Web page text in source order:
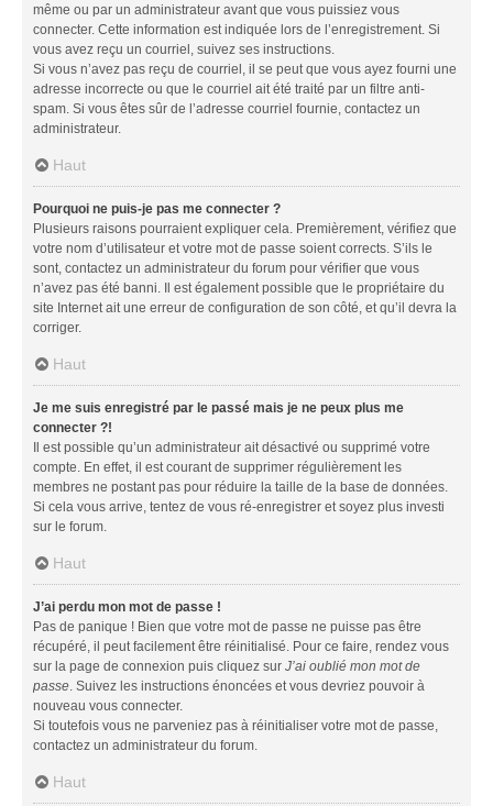
même ou par un administrateur avant que vous puissiez vous
connecter. Cette information est indiquée lors de l’enregistrement. Si
vous avez reçu un courriel, suivez ses instructions.
Si vous n’avez pas reçu de courriel, il se peut que vous ayez fourni une
adresse incorrecte ou que le courriel ait été traité par un filtre anti-
spam. Si vous êtes sûr de l’adresse courriel fournie, contactez un
administrateur.
Haut
Pourquoi ne puis-je pas me connecter ?
Plusieurs raisons pourraient expliquer cela. Premièrement, vérifiez que
votre nom d’utilisateur et votre mot de passe soient corrects. S’ils le
sont, contactez un administrateur du forum pour vérifier que vous
n’avez pas été banni. Il est également possible que le propriétaire du
site Internet ait une erreur de configuration de son côté, et qu’il devra la
corriger.
Haut
Je me suis enregistré par le passé mais je ne peux plus me
connecter ?!
Il est possible qu’un administrateur ait désactivé ou supprimé votre
compte. En effet, il est courant de supprimer régulièrement les
membres ne postant pas pour réduire la taille de la base de données.
Si cela vous arrive, tentez de vous ré-enregistrer et soyez plus investi
sur le forum.
Haut
J’ai perdu mon mot de passe !
Pas de panique ! Bien que votre mot de passe ne puisse pas être
récupéré, il peut facilement être réinitialisé. Pour ce faire, rendez vous
sur la page de connexion puis cliquez sur J’ai oublié mon mot de
passe. Suivez les instructions énoncées et vous devriez pouvoir à
nouveau vous connecter.
Si toutefois vous ne parveniez pas à réinitialiser votre mot de passe,
contactez un administrateur du forum.
Haut